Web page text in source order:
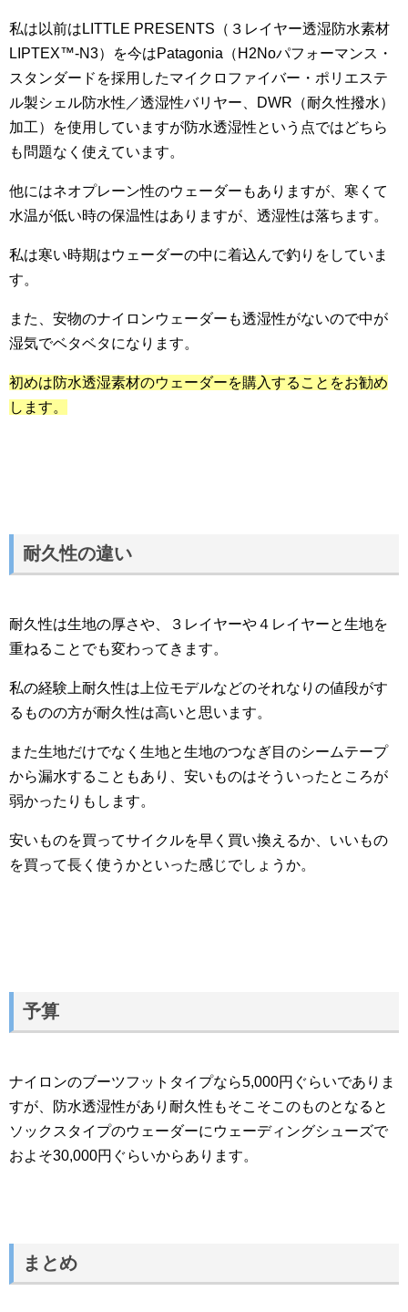
私は以前はLITTLE PRESENTS（３レイヤー透湿防水素材
LIPTEX™-N3）を今はPatagonia（H2Noパフォーマンス・
スタンダードを採用したマイクロファイバー・ポリエステ
ル製シェル防水性／透湿性バリヤー、DWR（耐久性撥水）
加工）を使用していますが防水透湿性という点ではどちら
も問題なく使えています。
他にはネオプレーン性のウェーダーもありますが、寒くて
水温が低い時の保温性はありますが、透湿性は落ちます。
私は寒い時期はウェーダーの中に着込んで釣りをしていま
す。
また、安物のナイロンウェーダーも透湿性がないので中が
湿気でベタベタになります。
初めは防水透湿素材のウェーダーを購入することをお勧め
します。
耐久性の違い
耐久性は生地の厚さや、３レイヤーや４レイヤーと生地を
重ねることでも変わってきます。
私の経験上耐久性は上位モデルなどのそれなりの値段がす
るものの方が耐久性は高いと思います。
また生地だけでなく生地と生地のつなぎ目のシームテープ
から漏水することもあり、安いものはそういったところが
弱かったりもします。
安いものを買ってサイクルを早く買い換えるか、いいもの
を買って長く使うかといった感じでしょうか。
予算
ナイロンのブーツフットタイプなら5,000円ぐらいでありま
すが、防水透湿性があり耐久性もそこそこのものとなると
ソックスタイプのウェーダーにウェーディングシューズで
およそ30,000円ぐらいからあります。
まとめ